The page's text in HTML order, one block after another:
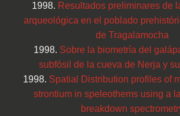
1998. Resultados preliminares de
arqueológica en el poblado
de Tragalamocha
1998. Sobre la biometría del
subfósil de la cueva de Nerja y
1998. Spatial Distribution profiles of
strontium in speleothems using a
breakdown